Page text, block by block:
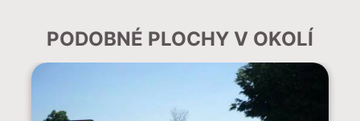
PODOBNÉ PLOCHY V OKOLÍ